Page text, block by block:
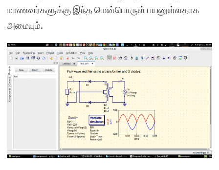
மாணவர்களுக்கு இந்த மென்பொருள் பயனுள்ளதாக
அமையும்.